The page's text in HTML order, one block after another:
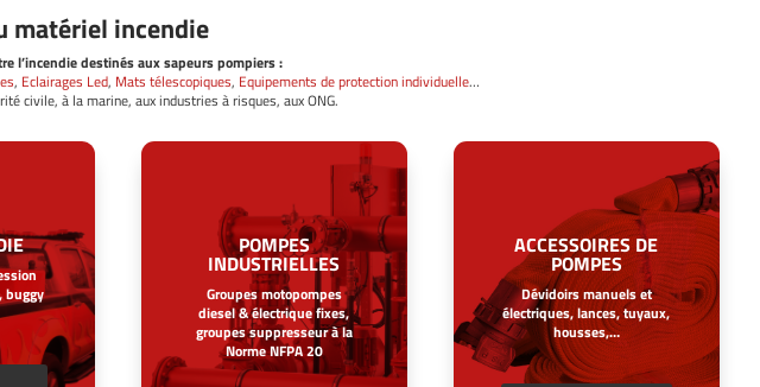
matériel incendie
l’incendie destinés aux sapeurs pompiers :
, Eclairages Led, Mats télescopiques, Equipements de protection individuelle…
civile, à la marine, aux industries à risques, aux ONG.
buggy
POMPES
INDUSTRIELLES
Groupes motopompes
diesel & électrique fixes,
groupes suppresseur à la
Norme NFPA 20
ACCESSOIRES DE
POMPES
Dévidoirs manuels et
électriques, lances, tuyaux,
housses,…